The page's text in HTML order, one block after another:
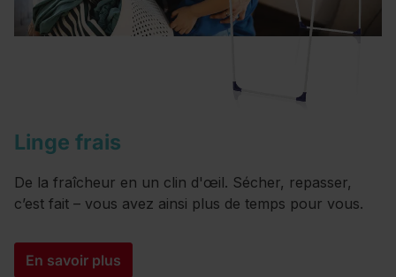
Linge frais
De la fraîcheur en un clin d'œil. Sécher, repasser,
c’est fait – vous avez ainsi plus de temps pour vous.
En savoir plus